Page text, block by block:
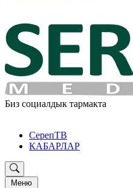
Биз социалдык тармакта
СерепТВ
КАБАРЛАР
Меню